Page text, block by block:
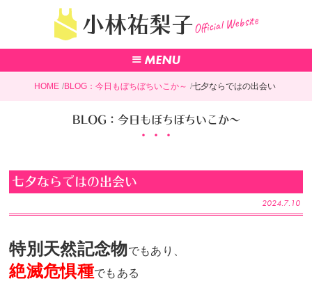
小林祐梨子Official Website
HOME BLOG：今日もぼちぼちいこか～ 七夕ならではの出会い
BLOG：今日もぼちぼちいこか～
七夕ならではの出会い
2024.7.10
特別天然記念物でもあり、
絶滅危惧種でもある